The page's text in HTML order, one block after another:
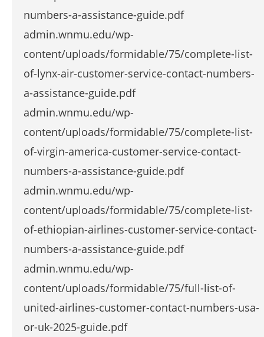
numbers-a-assistance-guide.pdf
admin.wnmu.edu/wp-
content/uploads/formidable/75/complete-list-
of-lynx-air-customer-service-contact-numbers-
a-assistance-guide.pdf
admin.wnmu.edu/wp-
content/uploads/formidable/75/complete-list-
of-virgin-america-customer-service-contact-
numbers-a-assistance-guide.pdf
admin.wnmu.edu/wp-
content/uploads/formidable/75/complete-list-
of-ethiopian-airlines-customer-service-contact-
numbers-a-assistance-guide.pdf
admin.wnmu.edu/wp-
content/uploads/formidable/75/full-list-of-
united-airlines-customer-contact-numbers-usa-
or-uk-2025-guide.pdf